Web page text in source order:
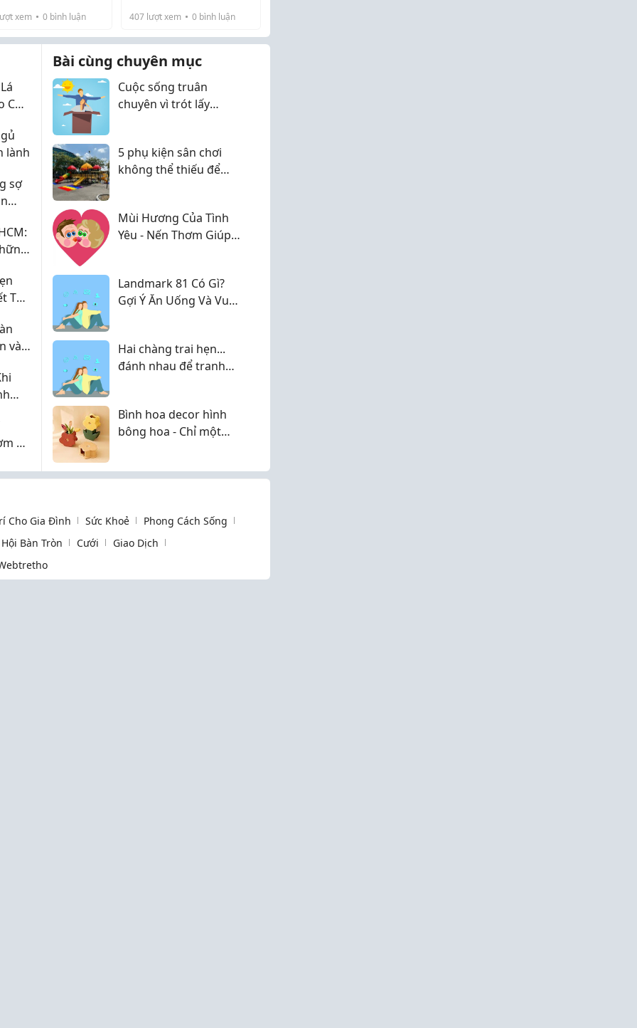
Công việc cũng
xem 0 bình luận 407lượt xem 0bình luận
Cho
lành
sợ
tế
Tạo
và
Là
Bài cùng chuyên mục
Cuộc sống truân
chuyên vì trót lấy
5 phụ kiện sân chơi
không thể thiếu để
Mùi Hương Của Tình
Yêu - Nến Thơm Giúp
Nhớ
Landmark 81 Có Gì?
Gợi Ý Ăn Uống Và Vui
Hai chàng trai hẹn...
đánh nhau để tranh
Bình hoa decor hình
bông hoa - Chỉ một
gian sống
Cho Gia Đình Sức Khoẻ
Phong Cách Sống
Hội Bàn Tròn Cưới
Giao Dịch